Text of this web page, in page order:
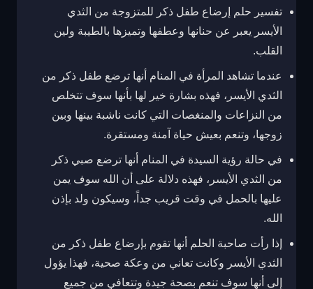
تفسير حلم إرضاع طفل ذكر للمتزوجة من الثدي
الأيسر يعبر عن حنانها وعطفها وتميزها بالطيبة ولين
القلب.
عندما تشاهد المرأة في المنام أنها ترضع طفل ذكر من
الثدي الأيسر، فهذه بشارة خير لها بأنها سوف تتخلص
من النزاعات والمنغصات التي كانت ناشبة بينها وبين
زوجها، وتنعم بعيش حياة آمنة ومستقرة.
في حالة رؤية السيدة في المنام أنها ترضع صبي ذكر
من الثدي الأيسر، فهذه دلالة على أن الله سوف يمن
عليها بالحمل في وقت قريب جداً، وسيكون ولد بإذن
الله.
إذا رأت صاحبة الحلم أنها تقوم بإرضاع طفل ذكر من
الثدي الأيسر وكانت تعاني من وعكة صحية، فهذا يؤول
إلى أنها سوف تنعم بصحة جيدة وتتعافي من جميع